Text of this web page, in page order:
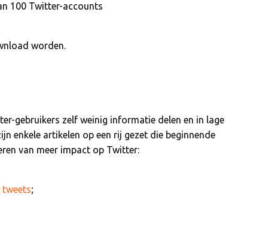
100 Twitter-accounts
worden.
gebruikers zelf weinig informatie delen en in lage
enkele artikelen op een rij gezet die beginnende
van meer impact op Twitter:
tweets;